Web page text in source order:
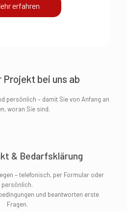
erfahren
Projekt bei uns ab
persönlich – damit Sie von Anfang an
woran Sie sind.
& Bedarfsklärung
– telefonisch, per Formular oder
persönlich.
und beantworten erste
Fragen.